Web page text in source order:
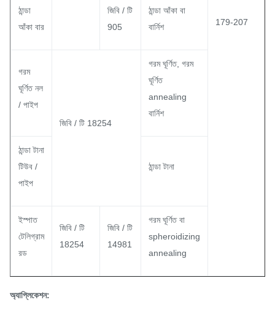
179-207
ঠান্ডা
আঁকা বার
জিবি / টি
905
ঠান্ডা আঁকা বা
বার্নিশ
গরম
ঘূর্ণিত নল
/ পাইপ
জিবি / টি 18254
গরম ঘূর্ণিত, গরম
ঘূর্ণিত
annealing
বার্নিশ
ঠান্ডা টানা
টিউব /
পাইপ
ঠান্ডা টানা
ইস্পাত
টেলিগ্রাম
রড
জিবি / টি
18254
জিবি / টি
14981
গরম ঘূর্ণিত বা
spheroidizing
annealing
অ্যাপ্লিকেশন: